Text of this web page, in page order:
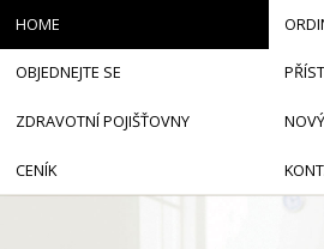
HOME
OBJEDNEJTE SE
ZDRAVOTNÍ POJIŠŤOVNY
CENÍK